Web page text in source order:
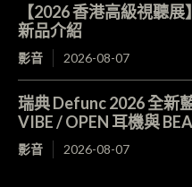
【2026 香港高級視聽
新品介紹
影音 2026-08-07
瑞典 Defunc 2026 全新
VIBE / OPEN 耳機與
影音 2026-08-07